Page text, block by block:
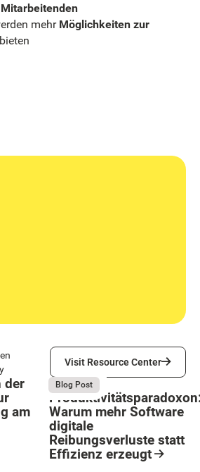
mehr Möglichkeiten zur
Visit Resource Center
Visit Resource Center
der
am
August 4, 2026
Blog Post
Das
Warum mehr Software
digitale
Reibungsverluste statt
Effizienz erzeugt